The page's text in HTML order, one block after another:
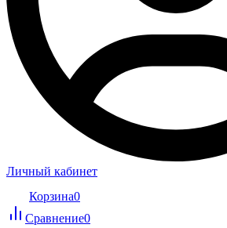
Личный кабинет
Корзина0
Сравнение0